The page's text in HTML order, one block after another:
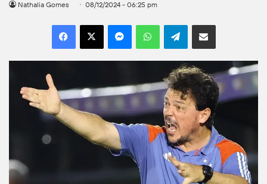
Nathalia Gomes 08/12/2024 - 06:25 pm
Facebook
X MessengerWhatsAppTelegramCompartilhar por e-mail